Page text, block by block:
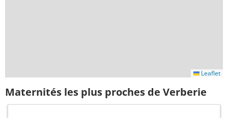
Leaflet
Maternités les plus proches de Verberie